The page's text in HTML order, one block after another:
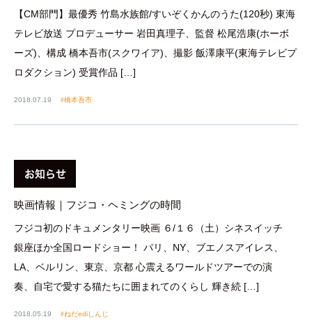
【CM部門】最優秀 竹島水族館/すいぞくかんのうた(120秒) 東海
テレビ放送 プロデューサー 岩田真理子、監督 松尾浩康(ホーボ
ーズ)、構成 橋本吾市(スクワイア)、撮影 飯澤康平(東海テレビプ
ロダクション) 受賞作品 […]
2018.07.19 橋本吾市
お知らせ
映画情報｜フジコ・ヘミングの時間
フジコ初のドキュメンタリー映画 ６/１６（土）シネスイッチ
銀座ほか全国ロードショー！ パリ、NY、ブエノスアイレス、
LA、ベルリン、東京、京都 心震えるワールドツアーでの演
奏、自宅で愛する猫たちに囲まれてのくらし 輝き続 […]
2018.05.19 ねだediしんじ